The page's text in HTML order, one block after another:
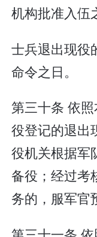
机构批准入伍
士兵退出现役
命令之日。
第三十条 依
役登记的退出
役机关根据军
备役；经过考
务的，服军官